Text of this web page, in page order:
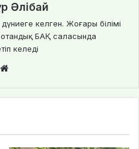
Әлібай
келген. Жоғары білімі
БАҚ саласында
келеді
te